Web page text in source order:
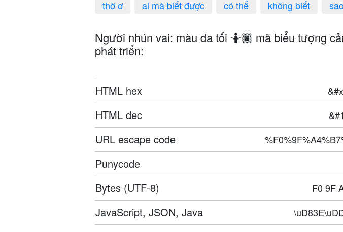
thờ ơ
ai mà biết được có thể không biết
Người nhún vai: màu da tối 🤷🏿 mã biểu tượng
phát triển:
HTML hex
HTML dec
URL escape code
Punycode
Bytes (UTF-8) F0 9F
JavaScript, JSON, Java